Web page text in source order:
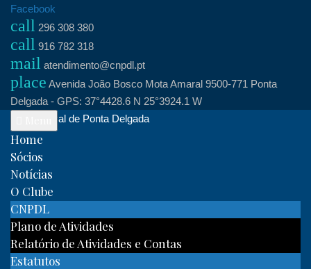
Skip
content
Facebook
call 296 308 380
call 916 782 318
mail atendimento@cnpdl.pt
place Avenida João Bosco Mota Amaral 9500-771 Ponta
Delgada - GPS: 37°4428.6 N 25°3924.1 W
Clube Naval de Ponta Delgada
Home
Sócios
Notícias
O Clube
CNPDL
Plano de Atividades
Relatório de Atividades e Contas
Estatutos